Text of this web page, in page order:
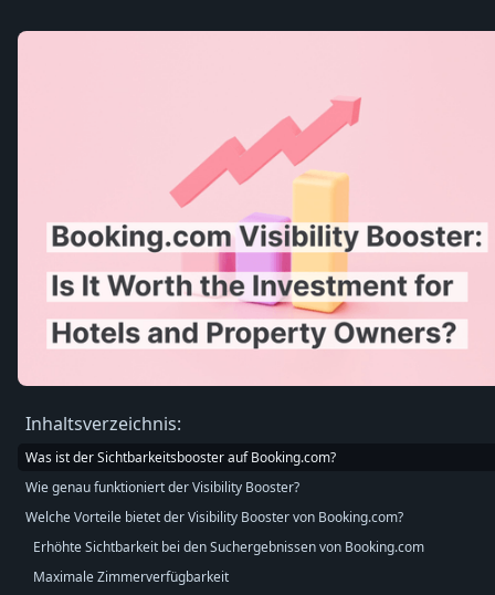
Inhaltsverzeichnis:
Was ist der Sichtbarkeitsbooster auf Booking.com?
Wie genau funktioniert der Visibility Booster?
Welche Vorteile bietet der Visibility Booster von Booking.com?
Erhöhte Sichtbarkeit bei den Suchergebnissen von Booking.com
Maximale Zimmerverfügbarkeit